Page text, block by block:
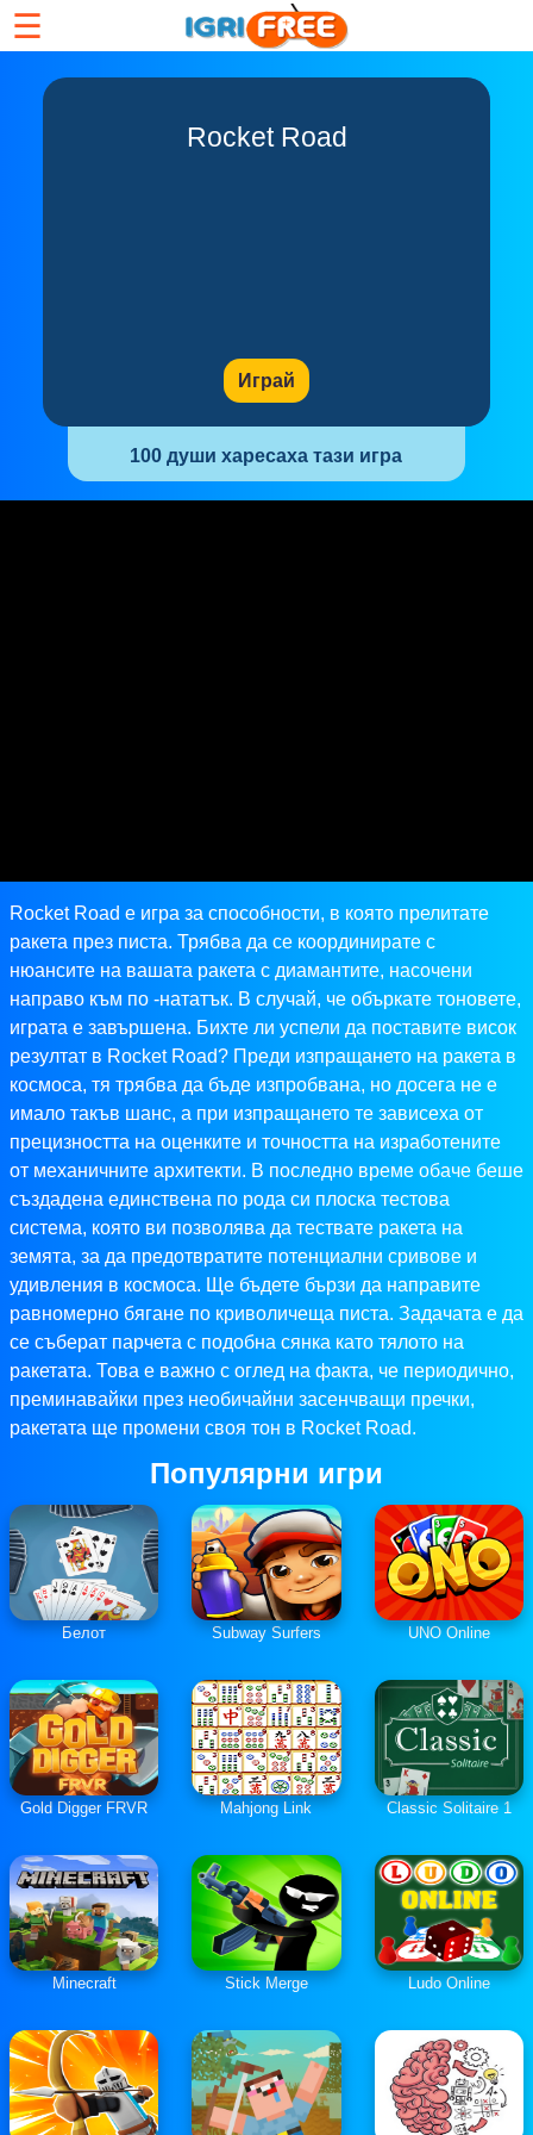
☰
Rocket Road
Играй
100 души харесаха тази игра
Rocket Road е игра за способности, в която прелитате
ракета през писта. Трябва да се координирате с
нюансите на вашата ракета с диамантите, насочени
направо към по -нататък. В случай, че объркате тоновете,
играта е завършена. Бихте ли успели да поставите висок
резултат в Rocket Road? Преди изпращането на ракета в
космоса, тя трябва да бъде изпробвана, но досега не е
имало такъв шанс, а при изпращането те зависеха от
прецизността на оценките и точността на изработените
от механичните архитекти. В последно време обаче беше
създадена единствена по рода си плоска тестова
система, която ви позволява да тествате ракета на
земята, за да предотвратите потенциални сривове и
удивления в космоса. Ще бъдете бързи да направите
равномерно бягане по криволичеща писта. Задачата е да
се съберат парчета с подобна сянка като тялото на
ракетата. Това е важно с оглед на факта, че периодично,
преминавайки през необичайни засенчващи пречки,
ракетата ще промени своя тон в Rocket Road.
Популярни игри
Белот Subway Surfers UNO Online
Gold Digger FRVR Mahjong Link Classic Solitaire 1
Minecraft Stick Merge Ludo Online